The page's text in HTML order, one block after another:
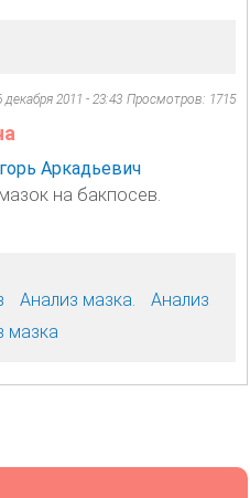
декабря 2011 - 23:43 Просмотров: 1715
Аркадьевич
на бакпосев.
Анализ мазка.
Анализ
мазка